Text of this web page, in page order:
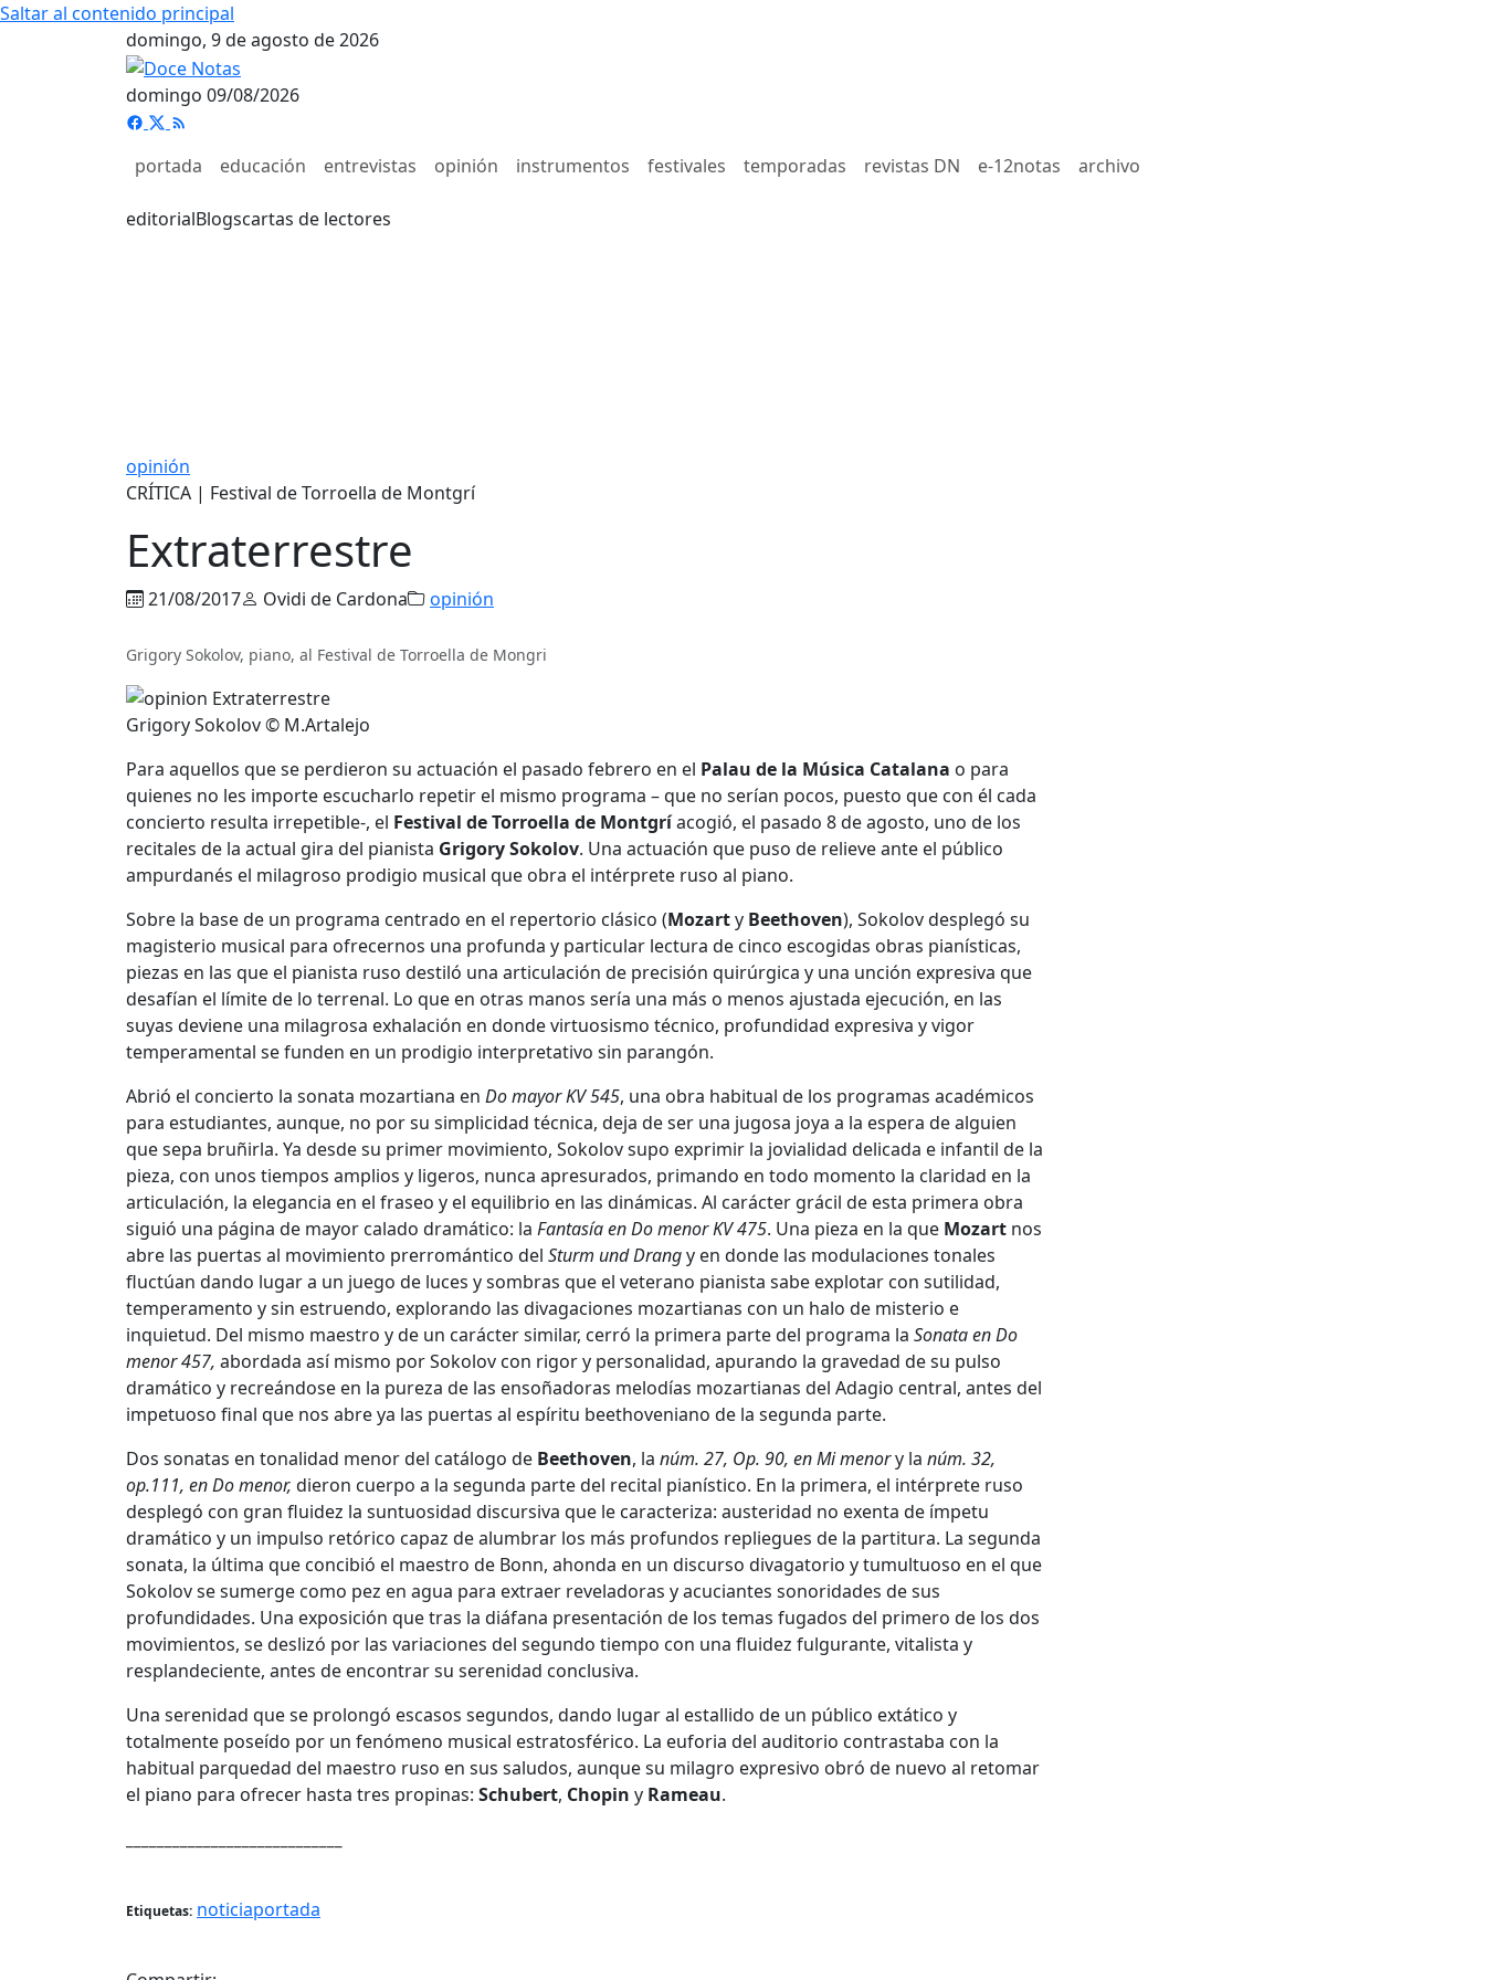
Saltar al contenido principal
domingo, 9 de agosto de 2026
domingo 09/08/2026
portada educación entrevistas opinión instrumentos festivales temporadas revistas DN e-12notas archivo
editorialBlogscartas de lectores
opinión
CRÍTICA | Festival de Torroella de Montgrí
Extraterrestre
21/08/2017 Ovidi de Cardona opinión
Grigory Sokolov, piano, al Festival de Torroella de Mongri
Grigory Sokolov © M.Artalejo
Para aquellos que se perdieron su actuación el pasado febrero en el Palau de la Música Catalana o para
quienes no les importe escucharlo repetir el mismo programa – que no serían pocos, puesto que con él cada
concierto resulta irrepetible-, el Festival de Torroella de Montgríacogió, el pasado 8 de agosto, uno de los
recitales de la actual gira del pianista Grigory Sokolov. Una actuación que puso de relieve ante el público
ampurdanés el milagroso prodigio musical que obra el intérprete ruso al piano.
Sobre la base de un programa centrado en el repertorio clásico (Mozarty Beethoven), Sokolov desplegó su
magisterio musical para ofrecernos una profunda y particular lectura de cinco escogidas obras pianísticas,
piezas en las que el pianista ruso destiló una articulación de precisión quirúrgica y una unción expresiva que
desafían el límite de lo terrenal. Lo que en otras manos sería una más o menos ajustada ejecución, en las
suyas deviene una milagrosa exhalación en donde virtuosismo técnico, profundidad expresiva y vigor
temperamental se funden en un prodigio interpretativo sin parangón.
Abrió el concierto la sonata mozartiana en Do mayor KV 545, una obra habitual de los programas académicos
para estudiantes, aunque, no por su simplicidad técnica, deja de ser una jugosa joya a la espera de alguien
que sepa bruñirla. Ya desde su primer movimiento, Sokolov supo exprimir la jovialidad delicada e infantil de la
pieza, con unos tiempos amplios y ligeros, nunca apresurados, primando en todo momento la claridad en la
articulación, la elegancia en el fraseo y el equilibrio en las dinámicas. Al carácter grácil de esta primera obra
siguió una página de mayor calado dramático: la Fantasía en Do menor KV 475. Una pieza en la que Mozart nos
abre las puertas al movimiento prerromántico del Sturm und Drangy en donde las modulaciones tonales
fluctúan dando lugar a un juego de luces y sombras que el veterano pianista sabe explotar con sutilidad,
temperamento y sin estruendo, explorando las divagaciones mozartianas con un halo de misterio e
inquietud. Del mismo maestro y de un carácter similar, cerró la primera parte del programa la Sonata en Do
menor 457, abordada así mismo por Sokolov con rigor y personalidad, apurando la gravedad de su pulso
dramático y recreándose en la pureza de las ensoñadoras melodías mozartianas del Adagio central, antes del
impetuoso final que nos abre ya las puertas al espíritu beethoveniano de la segunda parte.
Dos sonatas en tonalidad menor del catálogo de Beethoven, la núm. 27, Op. 90, en Mi menory la núm. 32,
op.111, en Do menor, dieron cuerpo a la segunda parte del recital pianístico. En la primera, el intérprete ruso
desplegó con gran fluidez la suntuosidad discursiva que le caracteriza: austeridad no exenta de ímpetu
dramático y un impulso retórico capaz de alumbrar los más profundos repliegues de la partitura. La segunda
sonata, la última que concibió el maestro de Bonn, ahonda en un discurso divagatorio y tumultuoso en el que
Sokolov se sumerge como pez en agua para extraer reveladoras y acuciantes sonoridades de sus
profundidades. Una exposición que tras la diáfana presentación de los temas fugados del primero de los dos
movimientos, se deslizó por las variaciones del segundo tiempo con una fluidez fulgurante, vitalista y
resplandeciente, antes de encontrar su serenidad conclusiva.
Una serenidad que se prolongó escasos segundos, dando lugar al estallido de un público extático y
totalmente poseído por un fenómeno musical estratosférico. La euforia del auditorio contrastaba con la
habitual parquedad del maestro ruso en sus saludos, aunque su milagro expresivo obró de nuevo al retomar
el piano para ofrecer hasta tres propinas: Schubert, Chopin y Rameau.
Etiquetas: noticiaportada